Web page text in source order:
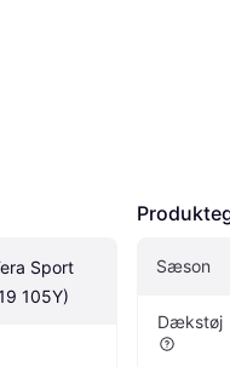
Sport
105Y)
Sæson
Dækstøj